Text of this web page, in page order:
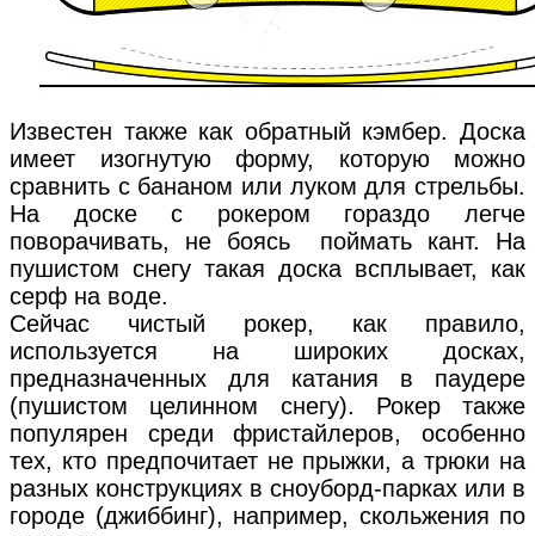
Известен также как обратный кэмбер. Доска
имеет изогнутую форму, которую можно
сравнить с бананом или луком для стрельбы.
На доске с рокером гораздо легче
поворачивать, не боясь поймать кант. На
пушистом снегу такая доска всплывает, как
серф на воде.
Сейчас чистый рокер, как правило,
используется на широких досках,
предназначенных для катания в паудере
(пушистом целинном снегу). Рокер также
популярен среди фристайлеров, особенно
тех, кто предпочитает не прыжки, а трюки на
разных конструкциях в сноуборд-парках или в
городе (джиббинг), например, скольжения по